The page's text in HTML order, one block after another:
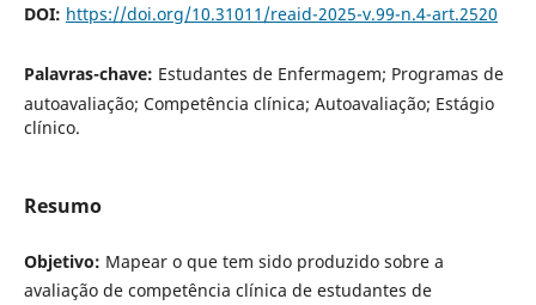
DOI: https://doi.org/10.31011/reaid-2025-v.99-n.4-art.2520
Palavras-chave: Estudantes de Enfermagem; Programas de
autoavaliação; Competência clínica; Autoavaliação; Estágio
clínico.
Resumo
Objetivo: Mapear o que tem sido produzido sobre a
avaliação de competência clínica de estudantes de